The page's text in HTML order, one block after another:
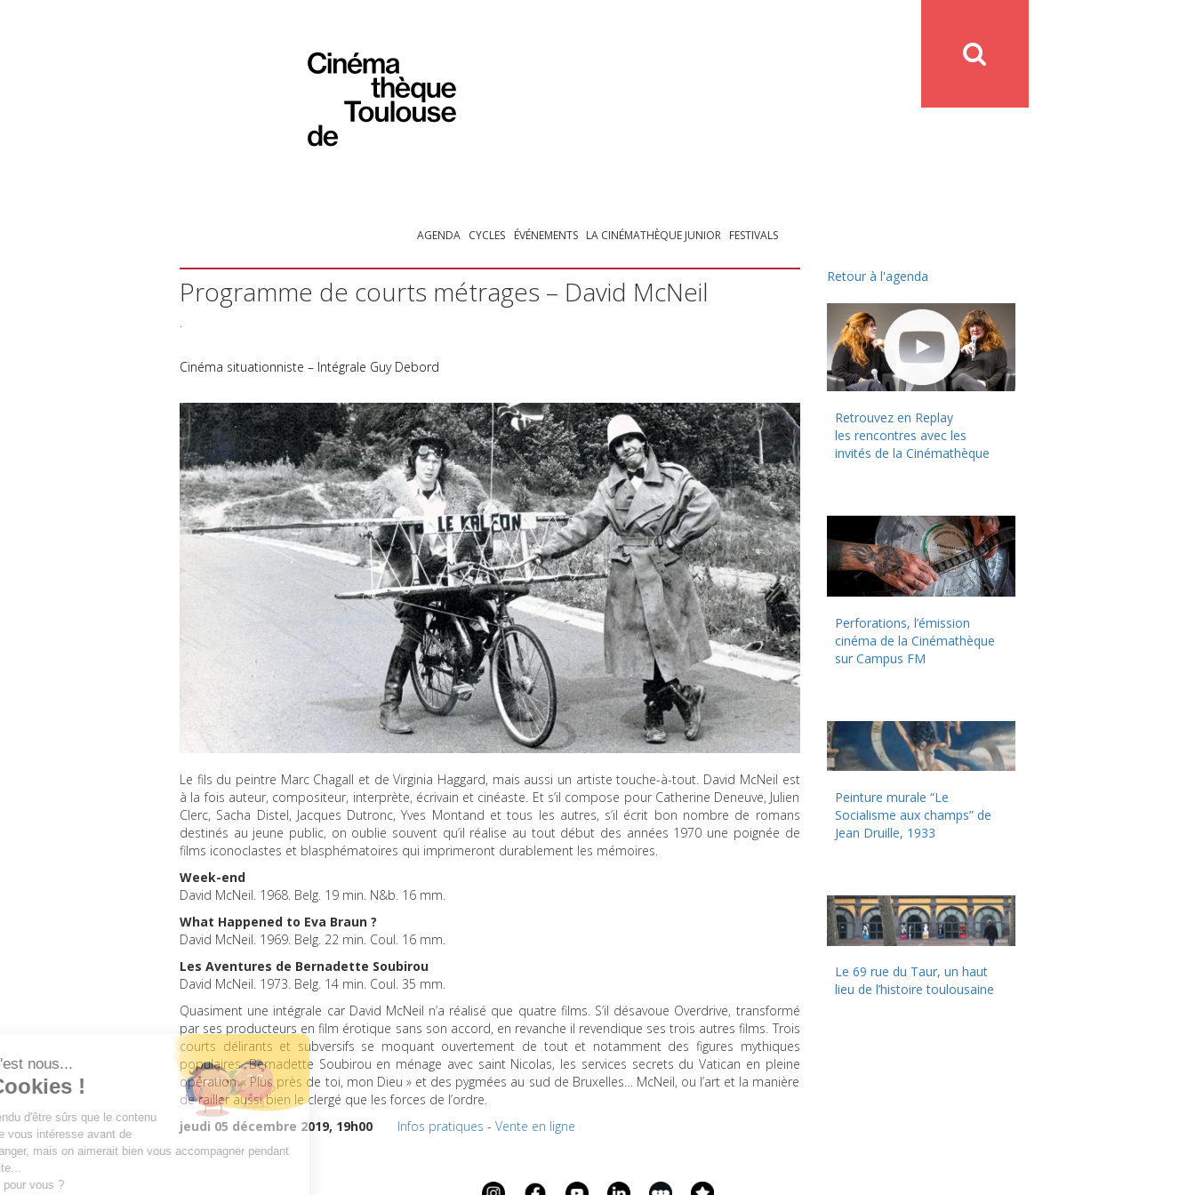
AGENDA CYCLES ÉVÉNEMENTS LA CINÉMATHÈQUE JUNIOR FESTIVALS
Programme de courts métrages – David McNeil
.
Cinéma situationniste – Intégrale Guy Debord
Le fils du peintre Marc Chagall et de Virginia Haggard, mais aussi un artiste touche-à-tout. David McNeil est
à la fois auteur, compositeur, interprète, écrivain et cinéaste. Et s’il compose pour Catherine Deneuve, Julien
Clerc, Sacha Distel, Jacques Dutronc, Yves Montand et tous les autres, s’il écrit bon nombre de romans
destinés au jeune public, on oublie souvent qu’il réalise au tout début des années 1970 une poignée de
films iconoclastes et blasphématoires qui imprimeront durablement les mémoires.
Week-end
David McNeil. 1968. Belg. 19 min. N&b. 16 mm.
What Happened to Eva Braun ?
David McNeil. 1969. Belg. 22 min. Coul. 16 mm.
Les Aventures de Bernadette Soubirou
David McNeil. 1973. Belg. 14 min. Coul. 35 mm.
Quasiment une intégrale car David McNeil n’a réalisé que quatre films. S’il désavoue Overdrive, transformé
par ses producteurs en film érotique sans son accord, en revanche il revendique ses trois autres films. Trois
courts délirants et subversifs se moquant ouvertement de tout et notamment des figures mythiques
populaires. Bernadette Soubirou en ménage avec saint Nicolas, les services secrets du Vatican en pleine
opération « Plus près de toi, mon Dieu » et des pygmées au sud de Bruxelles… McNeil, ou l’art et la manière
de railler aussi bien le clergé que les forces de l’ordre.
jeudi 05 décembre 2019, 19h00
Infos pratiques - Vente en ligne
Retour à l'agenda
Retrouvez en Replay
les rencontres avec les
invités de la Cinémathèque
Perforations, l’émission
cinéma de la Cinémathèque
sur Campus FM
Peinture murale “Le
Socialisme aux champs” de
Jean Druille, 1933
Le 69 rue du Taur, un haut
lieu de l’histoire toulousaine